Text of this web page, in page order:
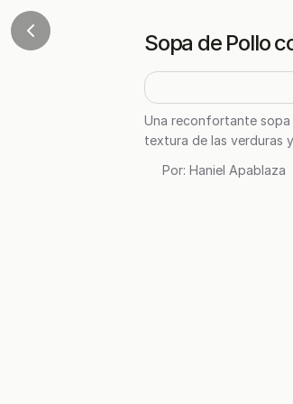
Sopa de Pollo
Una reconfortante
textura de las verduras
Por: Haniel Apablaza